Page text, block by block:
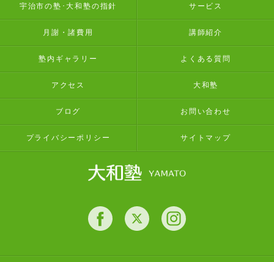
宇治市の塾･大和塾の指針 サービス
月謝・諸費用 講師紹介
塾内ギャラリー よくある質問
アクセス 大和塾
ブログ お問い合わせ
プライバシーポリシー サイトマップ